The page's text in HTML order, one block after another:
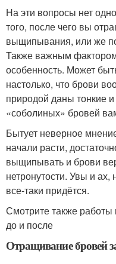
На эти вопросы нет
того, после чего вы
выщипывания, или же
Также важным
особенность. Может
настолько, что брови
природой даны тонкие
«соболиных» бровей
Бытует неверное
начали расти,
выщипывать и брови
нетронутости. Увы и ах,
все-таки придётся.
Смотрите также
до и после
Отращивание бровей